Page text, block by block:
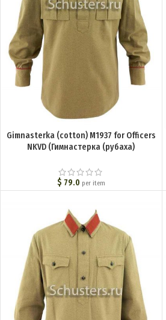
Gimnasterka (cotton) M1937 for Officers
NKVD (Гимнастерка (рубаха)
обр. 1937 г. (НКВД)) M3-018-U
$ 79.0 per item